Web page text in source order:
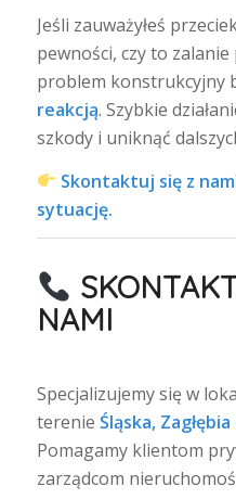
Jeśli zauważyłeś
pewności, czy to zalanie
problem konstrukcyjny
reakcją. Szybkie
szkody i uniknąć
Skontaktuj się z
sytuację.
NAMI
Specjalizujemy się w
terenie Śląska,
Pomagamy klientom
zarządcom